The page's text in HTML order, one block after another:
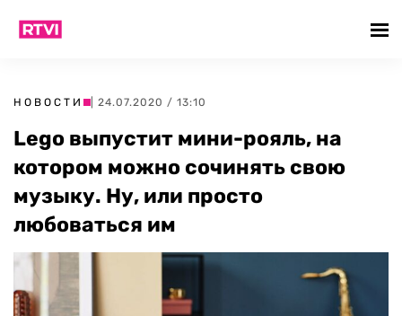
НОВОСТИ | 24.07.2020 / 13:10
Lego выпустит мини-рояль, на
котором можно сочинять свою
музыку. Ну, или просто
любоваться им